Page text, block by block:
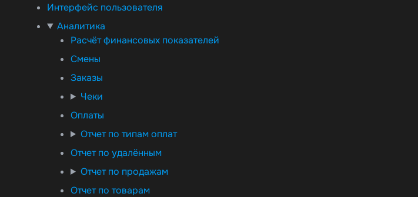
Интерфейс пользователя
Аналитика
Расчёт финансовых показателей
Смены
Заказы
Чеки
Оплаты
Отчет по типам оплат
Отчет по удалённым
Отчет по продажам
Отчет по товарам